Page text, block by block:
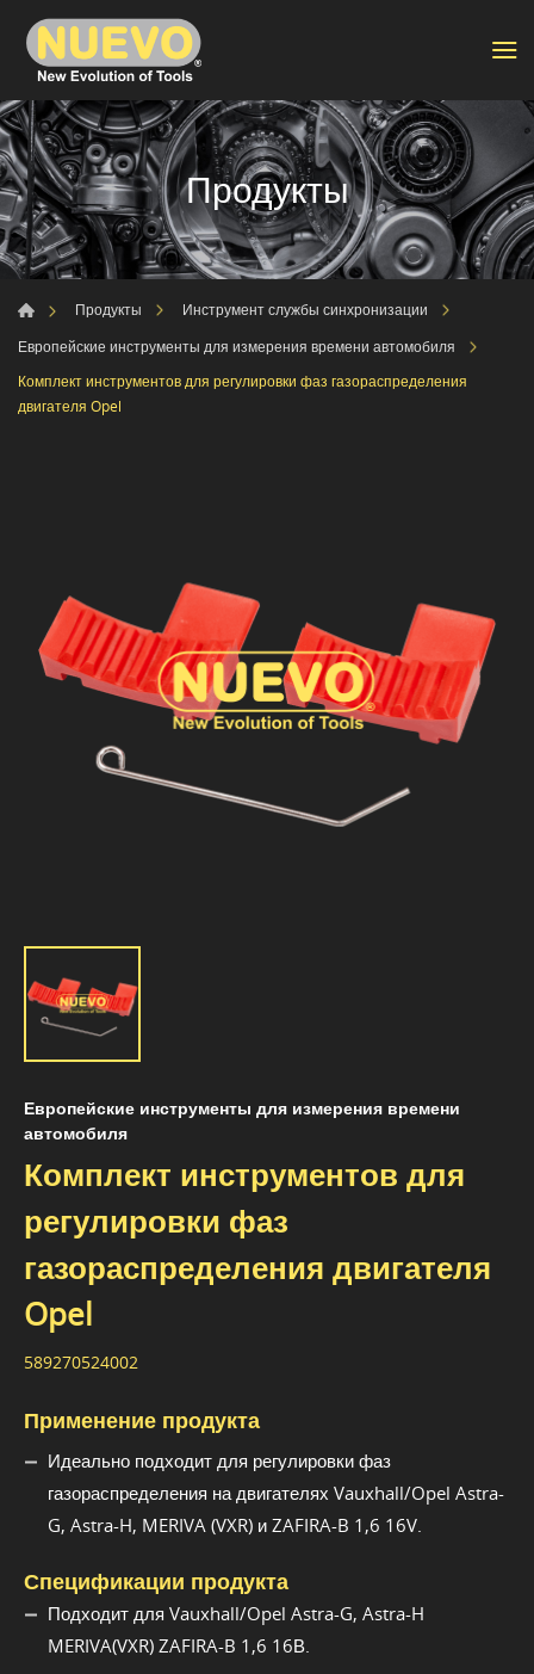
Продукты
Продукты
Инструмент службы синхронизации
Европейские инструменты для измерения времени автомобиля
Комплект инструментов для регулировки фаз газораспределения
двигателя Opel
Европейские инструменты для измерения времени
автомобиля
Комплект инструментов для
регулировки фаз
газораспределения двигателя
Opel
589270524002
Применение продукта
Идеально подходит для регулировки фаз
газораспределения на двигателях Vauxhall/Opel Astra-
G, Astra-H, MERIVA (VXR) и ZAFIRA-B 1,6 16V.
Спецификации продукта
Подходит для Vauxhall/Opel Astra-G, Astra-H
MERIVA(VXR) ZAFIRA-B 1,6 16В.